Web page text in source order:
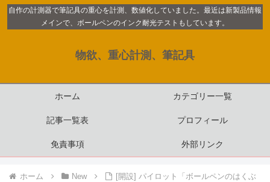
自作の計測器で筆記具の重心を計測、数値化していました。最近は新製品情報
メインで、ボールペンのインク耐光テストもしています。
物欲、重心計測、筆記具
ホーム カテゴリー一覧
記事一覧表 プロフィール
免責事項 外部リンク
ホーム New
[開設] パイロット「ボールペンのはくぶ